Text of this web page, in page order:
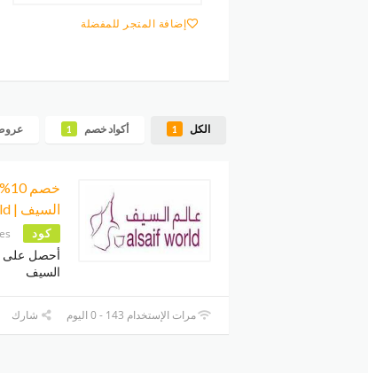
إضافة المتجر للمفضلة
الكل 1 أكواد خصم 1
السيف | Alsaif World
كود
السيف
مرات الإستخدام 143 - 0 اليوم شارك